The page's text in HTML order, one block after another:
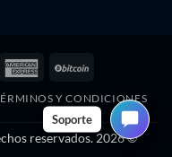
American
Y CONDICIONES
reservados. 2026 ©
Soporte